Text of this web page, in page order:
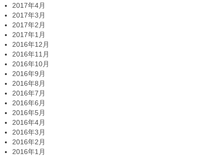
2017年4月
2017年3月
2017年2月
2017年1月
2016年12月
2016年11月
2016年10月
2016年9月
2016年8月
2016年7月
2016年6月
2016年5月
2016年4月
2016年3月
2016年2月
2016年1月